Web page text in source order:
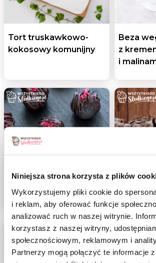
Niniejsza strona korzysta z plików
Wykorzystujemy pliki cookie do
i reklam, aby oferować funkcje
analizować ruch w naszej witrynie.
korzystasz z naszej witryny,
społecznościowym, reklamowym i
Partnerzy mogą połączyć te informacje
Tort truskawkowo-
kokosowy komunijny
Beza
z
i
Trufle z cieciorki
z